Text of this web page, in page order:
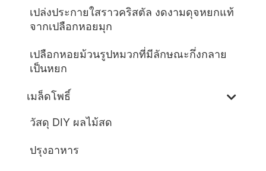
เปล่งประกายใสราวคริสตัล งดงามดุจหยกแท้
จากเปลือกหอยมุก
เปลือกหอยม้วนรูปหมวกที่มีลักษณะกึ่งกลาย
เป็นหยก
เมล็ดโพธิ์
วัสดุ DIY ผลไม้สด
ปรุงอาหาร